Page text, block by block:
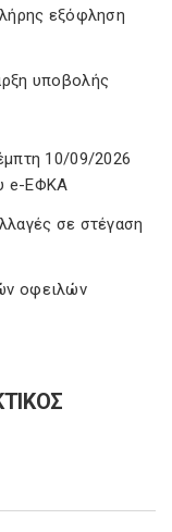
εξόφληση
υποβολής
10/09/2026
e-ΕΦΚΑ
σε στέγαση
οφειλών